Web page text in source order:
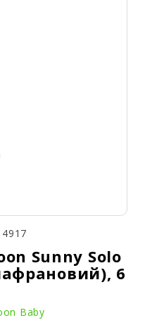
Sunny Solo
6
Baby